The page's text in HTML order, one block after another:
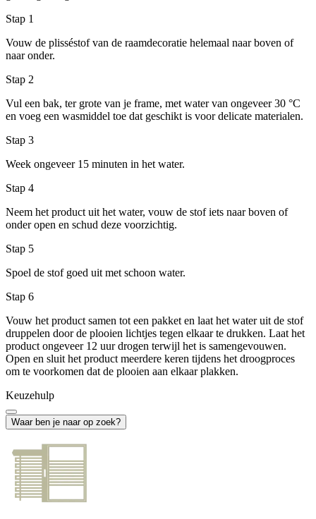
Stap 1
Vouw de plisséstof van de raamdecoratie helemaal naar boven of
naar onder.
Stap 2
Vul een bak, ter grote van je frame, met water van ongeveer 30 °C
en voeg een wasmiddel toe dat geschikt is voor delicate materialen.
Stap 3
Week ongeveer 15 minuten in het water.
Stap 4
Neem het product uit het water, vouw de stof iets naar boven of
onder open en schud deze voorzichtig.
Stap 5
Spoel de stof goed uit met schoon water.
Stap 6
Vouw het product samen tot een pakket en laat het water uit de stof
druppelen door de plooien lichtjes tegen elkaar te drukken. Laat het
product ongeveer 12 uur drogen terwijl het is samengevouwen.
Open en sluit het product meerdere keren tijdens het droogproces
om te voorkomen dat de plooien aan elkaar plakken.
Keuzehulp
Waar ben je naar op zoek?